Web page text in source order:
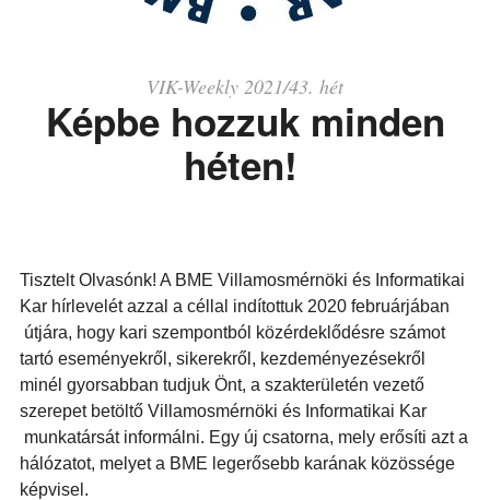
VIK-Weekly 2021/43. hét
Képbe hozzuk minden
héten!
Tisztelt Olvasónk! A BME Villamosmérnöki és Informatikai
Kar hírlevelét azzal a céllal indítottuk 2020 februárjában
útjára, hogy kari szempontból közérdeklődésre számot
tartó eseményekről, sikerekről, kezdeményezésekről
minél gyorsabban tudjuk Önt, a szakterületén vezető
szerepet betöltő Villamosmérnöki és Informatikai Kar
munkatársát informálni. Egy új csatorna, mely erősíti azt a
hálózatot, melyet a BME legerősebb karának közössége
képvisel.